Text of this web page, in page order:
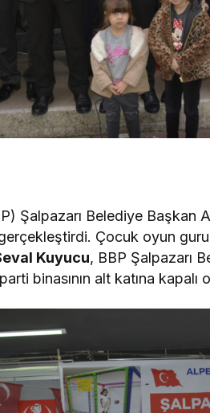
Şalpazarı Belediye Başkan
Çocuk oyun
Kuyucu, BBP Şalpazarı
binasının alt katına kapalı